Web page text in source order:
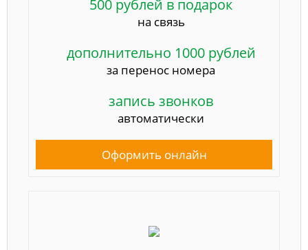
500 рублей в подарок
на связь
дополнительно 1000 рублей
за перенос номера
запись звонков
автоматически
Оформить онлайн